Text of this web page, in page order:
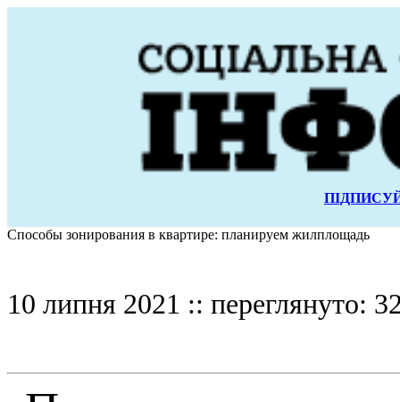
Способы зонирования в квартире: планируем жилплощадь
10 липня 2021 :: переглянуто: